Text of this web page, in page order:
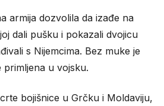
armija dozvolila da izađe na
dali pušku i pokazali dvojicu
s Nijemcima. Bez muke je
primljena u vojsku.
bojišnice u Grčku i Moldaviju,